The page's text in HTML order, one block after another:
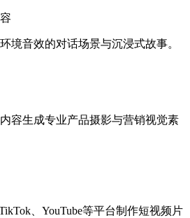
境音效的对话场景与沉浸式故事。
容生成专业产品摄影与营销视觉素
、YouTube等平台制作短视频片